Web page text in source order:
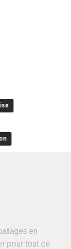
en
pour tout ce